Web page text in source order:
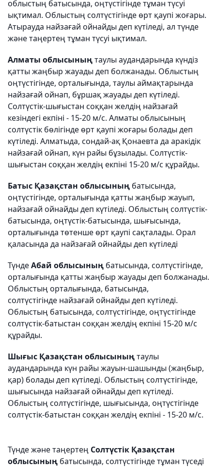
облыстың батысында, оңтүстігінде тұман түсуі
ықтимал. Облыстың солтүстігінде өрт қаупі жоғары.
Атырауда найзағай ойнайды деп күтіледі, ал түнде
және таңертең тұман түсуі ықтимал.
Алматы облысыныңтаулы аудандарында күндіз
қатты жаңбыр жауады деп болжанады. Облыстың
оңтүстігінде, орталығында, таулы аймақтарында
найзағай ойнап, бұршақ жауады деп күтіледі.
Солтүстік-шығыстан соққан желдің найзағай
кезіндегі екпіні - 15-20 м/с. Алматы облысының
солтүстік бөлігінде өрт қаупі жоғары болады деп
күтіледі. Алматыда, сондай-ақ Қонаевта да аракідік
найзағай ойнап, күн райы бұзылады. Солтүстік-
шығыстан соққан желдің екпіні 15-20 м/с құрайды.
Батыс Қазақстан облысының батысында,
оңтүстігінде, орталығында қатты жаңбыр жауып,
найзағай ойнайды деп күтіледі. Облыстың солтүстік-
батысында, оңтүстік-батысында, шығысында,
орталығында төтенше өрт қаупі сақталады. Орал
қаласында да найзағай ойнайды деп күтіледі
ТүндеАбай облысының батысында, солтүстігінде,
орталығында қатты жаңбыр жауады деп болжанады.
Облыстың орталығында, батысында,
солтүстігінде найзағай ойнайды деп күтіледі.
Облыстың батысында, солтүстігінде, оңтүстігінде
солтүстік-батыстан соққан желдің екпіні 15-20 м/с
құрайды.
Шығыс Қазақстан облысыныңтаулы
аудандарында күн райы жауын-шашынды (жаңбыр,
қар) болады деп күтіледі. Облыстың солтүстігінде,
шығысында найзағай ойнайды деп күтіледі.
Облыстың солтүстігінде, шығысында, оңтүстігінде
солтүстік-батыстан соққан желдің екпіні - 15-20 м/с.
Түнде және таңертең Солтүстік Қазақстан
облысының батысында, солтүстігінде тұман түседі